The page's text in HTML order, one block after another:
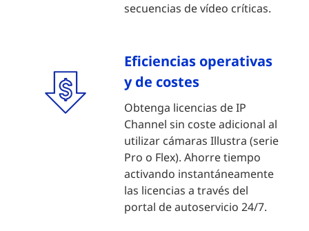
secuencias de vídeo críticas.
Eficiencias operativas
y de costes
Obtenga licencias de IP
Channel sin coste adicional al
utilizar cámaras Illustra (serie
Pro o Flex). Ahorre tiempo
activando instantáneamente
las licencias a través del
portal de autoservicio 24/7.